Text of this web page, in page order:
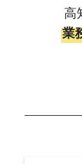
高
業